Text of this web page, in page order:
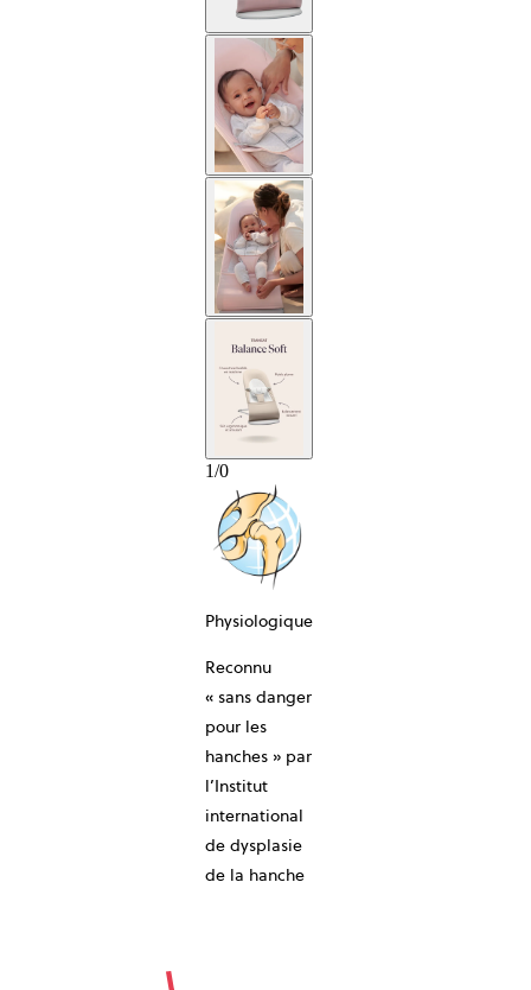
1/0
Physiologique
Reconnu
« sans danger
pour les
hanches » par
l’Institut
international
de dysplasie
de la hanche
10-ANS